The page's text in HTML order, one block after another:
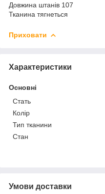
Довжина штанів 107
Тканина тягнеться
Приховати
Характеристики
Основні
Стать
Колір
Тип тканини
Стан
Умови доставки